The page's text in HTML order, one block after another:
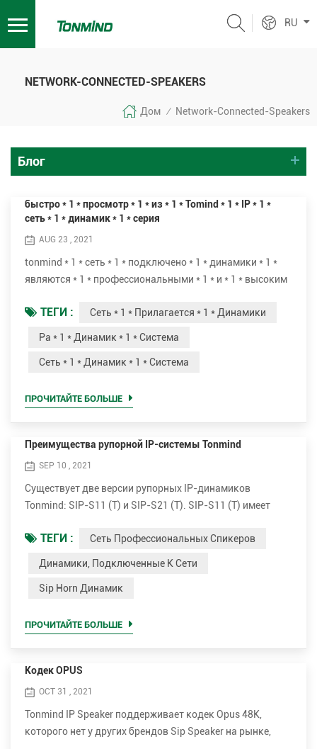
RU
NETWORK-CONNECTED-SPEAKERS
Дом / Network-Connected-Speakers
Блог
быстро * 1 * просмотр * 1 * из * 1 * Tomind * 1 * IP * 1 *
сеть * 1 * динамик * 1 * серия
AUG 23 , 2021
tonmind * 1 * сеть * 1 * подключено * 1 * динамики * 1 *
являются * 1 * профессиональными * 1 * и * 1 * высоким
системой.* 1 * они * 1 * являются * 1 * идеальными * 1 *
для * 1 * живого * 1 * или * 1 * запланированного * 1 *
* фон * 1 * музыка, * 1 * объявления, * 1 * безопасность *
ТЕГИ : Сеть * 1 * Прилагается * 1 * Динамики
Pa * 1 * Динамик * 1 * Система
Сеть * 1 * Динамик * 1 * Система
ПРОЧИТАЙТЕ БОЛЬШЕ
Преимущества рупорной IP-системы Tonmind
SEP 10 , 2021
Существует две версии рупорных IP-динамиков
Tonmind: SIP-S11 (T) и SIP-S21 (T). SIP-S11 (T) имеет
круглый внешний вид. Обе версии имеют
дополнительный усилитель мощностью 15 Вт и 30 Вт.
IP-рупоры очень просты в установке. Он поддерживает
стандартного се...
ТЕГИ : Сеть Профессиональных Спикеров
Динамики, Подключенные К Сети
Sip Horn Динамик
ПРОЧИТАЙТЕ БОЛЬШЕ
Кодек OPUS
OCT 31 , 2021
Tonmind IP Speaker поддерживает кодек Opus 48K,
которого нет у других брендов Sip Speaker на рынке,